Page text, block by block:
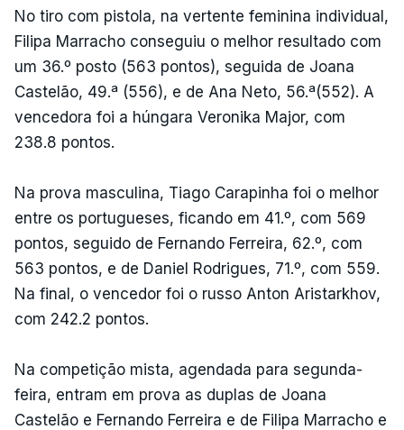
No tiro com pistola, na vertente feminina individual,
Filipa Marracho conseguiu o melhor resultado com
um 36.º posto (563 pontos), seguida de Joana
Castelão, 49.ª (556), e de Ana Neto, 56.ª(552). A
vencedora foi a húngara Veronika Major, com
238.8 pontos.
Na prova masculina, Tiago Carapinha foi o melhor
entre os portugueses, ficando em 41.º, com 569
pontos, seguido de Fernando Ferreira, 62.º, com
563 pontos, e de Daniel Rodrigues, 71.º, com 559.
Na final, o vencedor foi o russo Anton Aristarkhov,
com 242.2 pontos.
Na competição mista, agendada para segunda-
feira, entram em prova as duplas de Joana
Castelão e Fernando Ferreira e de Filipa Marracho e